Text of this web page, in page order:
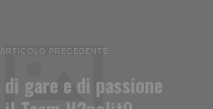
ARTICOLO PRECEDENTE
di gare e di passione